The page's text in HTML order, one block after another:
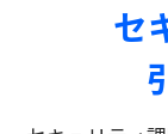
セ